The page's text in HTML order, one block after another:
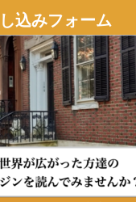
込みフォーム